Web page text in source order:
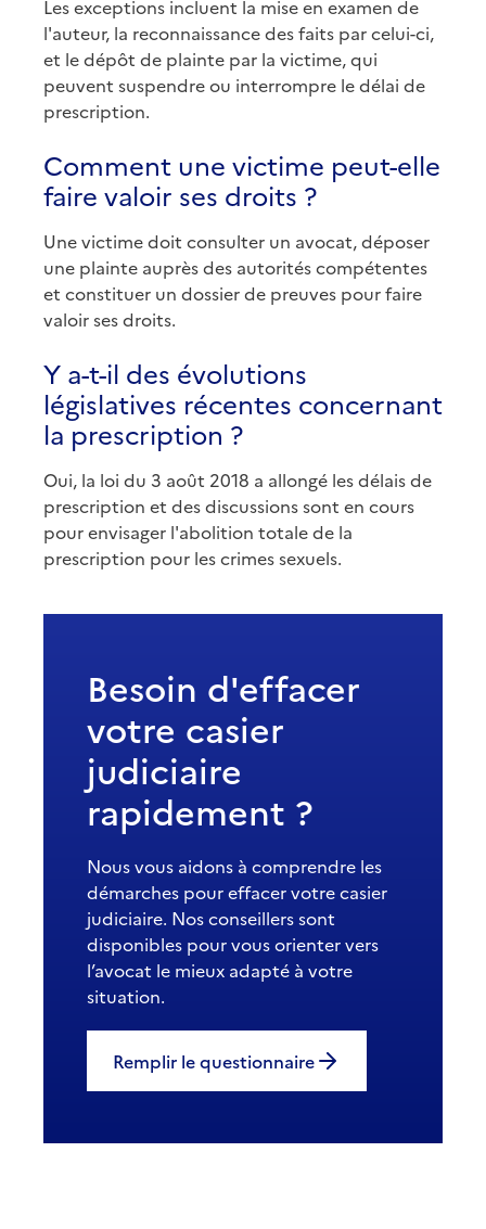
Les exceptions incluent la mise en examen de
l'auteur, la reconnaissance des faits par celui-ci,
et le dépôt de plainte par la victime, qui
peuvent suspendre ou interrompre le délai de
prescription.
Comment une victime peut-elle
faire valoir ses droits ?
Une victime doit consulter un avocat, déposer
une plainte auprès des autorités compétentes
et constituer un dossier de preuves pour faire
valoir ses droits.
Y a-t-il des évolutions
législatives récentes concernant
la prescription ?
Oui, la loi du 3 août 2018 a allongé les délais de
prescription et des discussions sont en cours
pour envisager l'abolition totale de la
prescription pour les crimes sexuels.
Besoin d'effacer
votre casier
judiciaire
rapidement ?
Nous vous aidons à comprendre les
démarches pour effacer votre casier
judiciaire. Nos conseillers sont
disponibles pour vous orienter vers
l’avocat le mieux adapté à votre
situation.
Remplir le questionnaire